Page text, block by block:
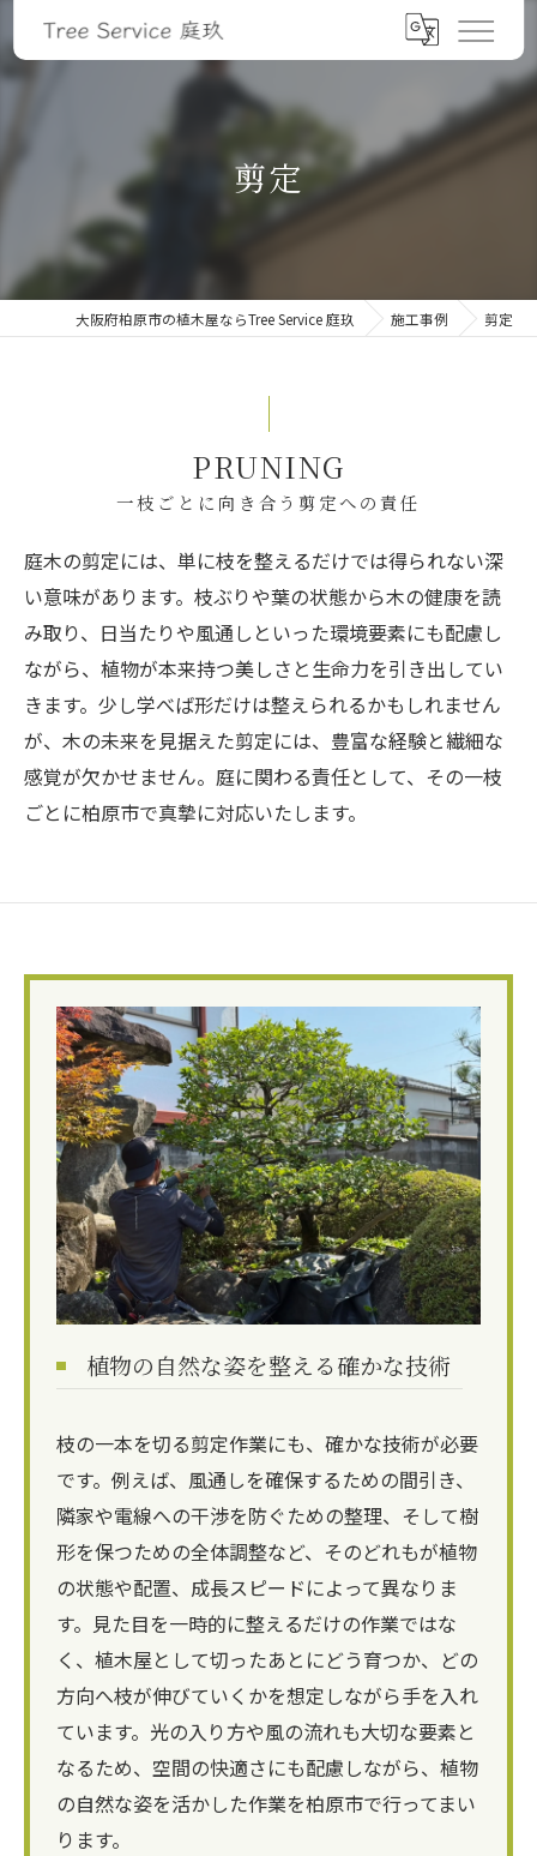
剪定
大阪府柏原市の植木屋ならTree Service 庭玖 施工事例 剪定
一枝ごとに向き合う剪定への責任
PRUNING
庭木の剪定には、単に枝を整えるだけでは得られない深
い意味があります。枝ぶりや葉の状態から木の健康を読
み取り、日当たりや風通しといった環境要素にも配慮し
ながら、植物が本来持つ美しさと生命力を引き出してい
きます。少し学べば形だけは整えられるかもしれません
が、木の未来を見据えた剪定には、豊富な経験と繊細な
感覚が欠かせません。庭に関わる責任として、その一枝
ごとに柏原市で真摯に対応いたします。
植物の自然な姿を整える確かな技術
枝の一本を切る剪定作業にも、確かな技術が必要
です。例えば、風通しを確保するための間引き、
隣家や電線への干渉を防ぐための整理、そして樹
形を保つための全体調整など、そのどれもが植物
の状態や配置、成長スピードによって異なりま
す。見た目を一時的に整えるだけの作業ではな
く、植木屋として切ったあとにどう育つか、どの
方向へ枝が伸びていくかを想定しながら手を入れ
ています。光の入り方や風の流れも大切な要素と
なるため、空間の快適さにも配慮しながら、植物
の自然な姿を活かした作業を柏原市で行ってまい
ります。